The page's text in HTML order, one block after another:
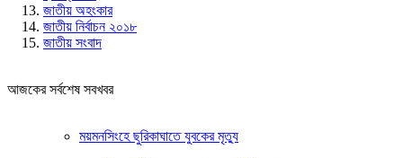
জাতীয় অহংকার
জাতীয় নির্বাচন ২০১৮
জাতীয় সংবাদ
আজকের সর্বশেষ সবখবর
ময়মনসিংহে ছুরিকাঘাতে যুবকের মৃত্যু